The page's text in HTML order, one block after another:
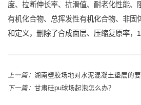
度、拉断伸长率、抗滑值、耐老化性能、
有机化合物、总挥发性有机化合物、非固
和定义，删除了合成面层、压缩复原率，
上一篇： 湖南塑胶场地对水泥混凝土垫层的
下一篇： 甘肃硅pu球场起泡怎么办？